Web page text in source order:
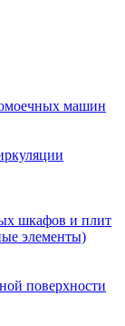
машин
шкафов и плит
элементы)
поверхности